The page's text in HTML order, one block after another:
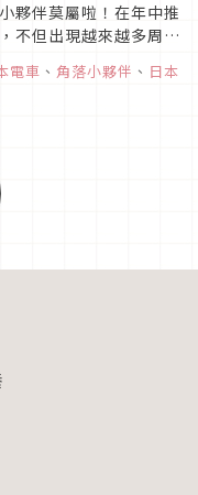
夥伴莫屬啦！在年中推
不但出現越來越多周
伴合作專屬列車，持續
×角落小夥伴這次日本
電車 、 角落小夥伴 、 日本